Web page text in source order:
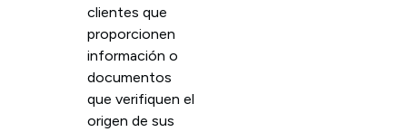
clientes que
proporcionen
información o
documentos
que verifiquen el
origen de sus